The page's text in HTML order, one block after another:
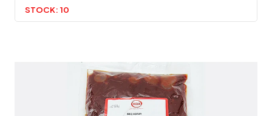
STOCK: 10